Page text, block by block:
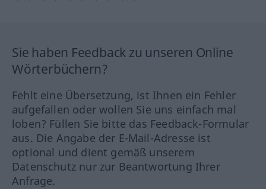
Sie haben Feedback zu unseren Online
Wörterbüchern?
Fehlt eine Übersetzung, ist Ihnen ein Fehler
aufgefallen oder wollen Sie uns einfach mal
loben? Füllen Sie bitte das Feedback-Formular
aus. Die Angabe der E-Mail-Adresse ist
optional und dient gemäß unserem
Datenschutz nur zur Beantwortung Ihrer
Anfrage.